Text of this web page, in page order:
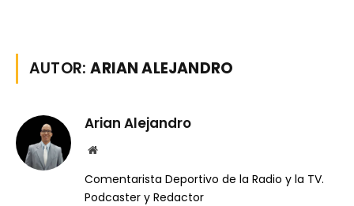
AUTOR:ARIAN ALEJANDRO
Arian Alejandro
Website
Comentarista Deportivo de la Radio y la TV.
Podcaster y Redactor